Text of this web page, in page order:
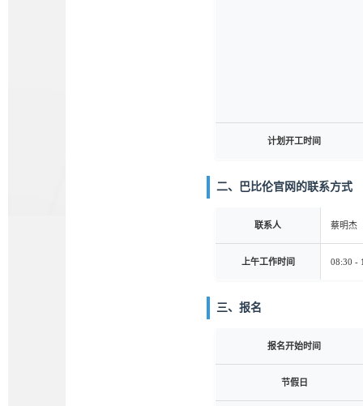
计划开工时间
二、巴比伦官网的联系方式
联系人 蔡明杰
上午工作时间 08:30 -
三、报名
报名开始时间
节假日